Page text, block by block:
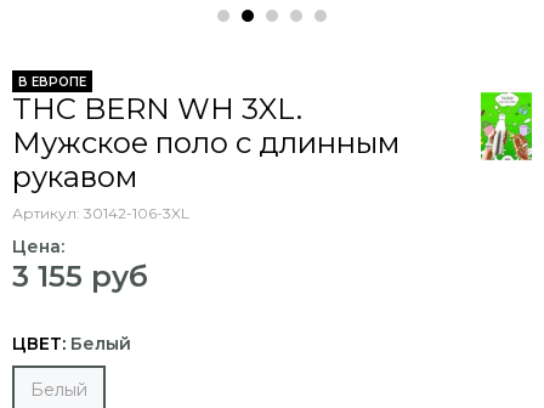
В ЕВРОПЕ
THC BERN WH 3XL.
Мужское поло с длинным
рукавом
Артикул: 30142-106-3XL
Цена:
3 155 руб
ЦВЕТ: Белый
Белый